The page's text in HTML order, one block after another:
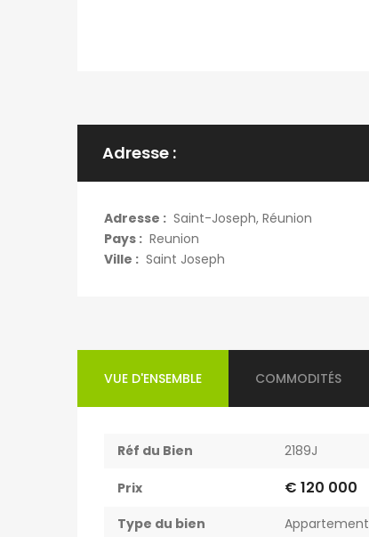
Adresse :
Adresse : Saint-Joseph, Réunion
Pays : Reunion
Ville : Saint Joseph
VUE D'ENSEMBLE COMMODITÉS
Réf du Bien 2189J
Prix € 120 000
Type du bien
Appartement